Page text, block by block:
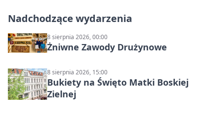
Nadchodzące wydarzenia
8 sierpnia 2026, 00:00
Żniwne Zawody Drużynowe
8 sierpnia 2026, 15:00
Bukiety na Święto Matki Boskiej
Zielnej